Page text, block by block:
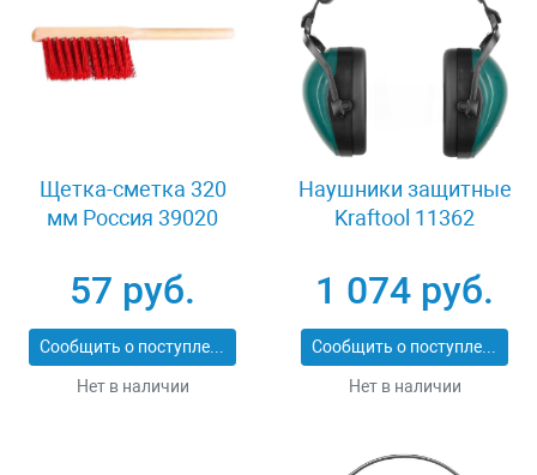
Щетка-сметка 320
мм Россия 39020
57 руб.
Сообщить о поступлении
Нет в наличии
Наушники защитные
Kraftool 11362
1 074 руб.
Сообщить о поступлении
Нет в наличии